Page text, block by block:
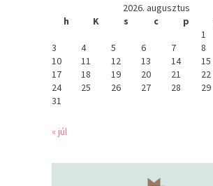
2026. augusztus
h
K s c p
1
3
4 5 6 7 8
10
11 12 13 14 15
17
18 19 20 21 22
24
25 26 27 28 29
31
« júl